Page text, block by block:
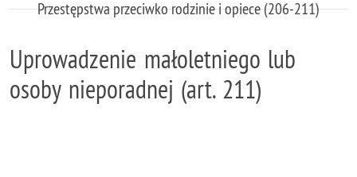
Przestępstwa przeciwko rodzinie i opiece (206-211)
Uprowadzenie małoletniego lub
osoby nieporadnej (art. 211)